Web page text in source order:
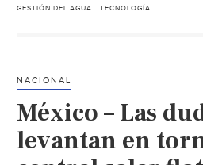
Fabricar
pero
ha
GESTIÓN DEL AGUA TECNOLOGÍA
NACIONAL
México – Las
levantan en